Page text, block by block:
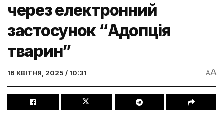
через електронний
застосунок “Адопція
тварин”
16 КВІТНЯ, 2025 / 10:31 AA